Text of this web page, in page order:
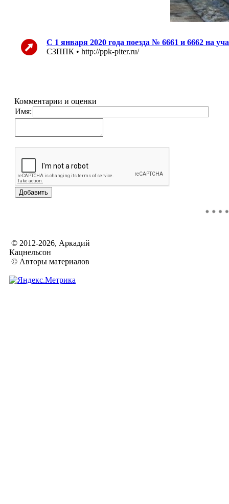
C 1 января 2020 года поезда № 6661 и 6662 на
СЗППК • http://ppk-piter.ru/
Комментарии и оценки
Имя:
© 2012-2026, Аркадий
Кацнельсон
© Авторы материалов